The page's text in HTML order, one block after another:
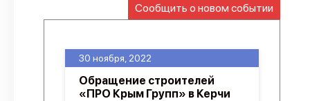
API
Политика конфиденциальности
Сообщить о новом событии
30 ноября, 2022
Обращение строителей
«ПРО Крым Групп» в Керчи